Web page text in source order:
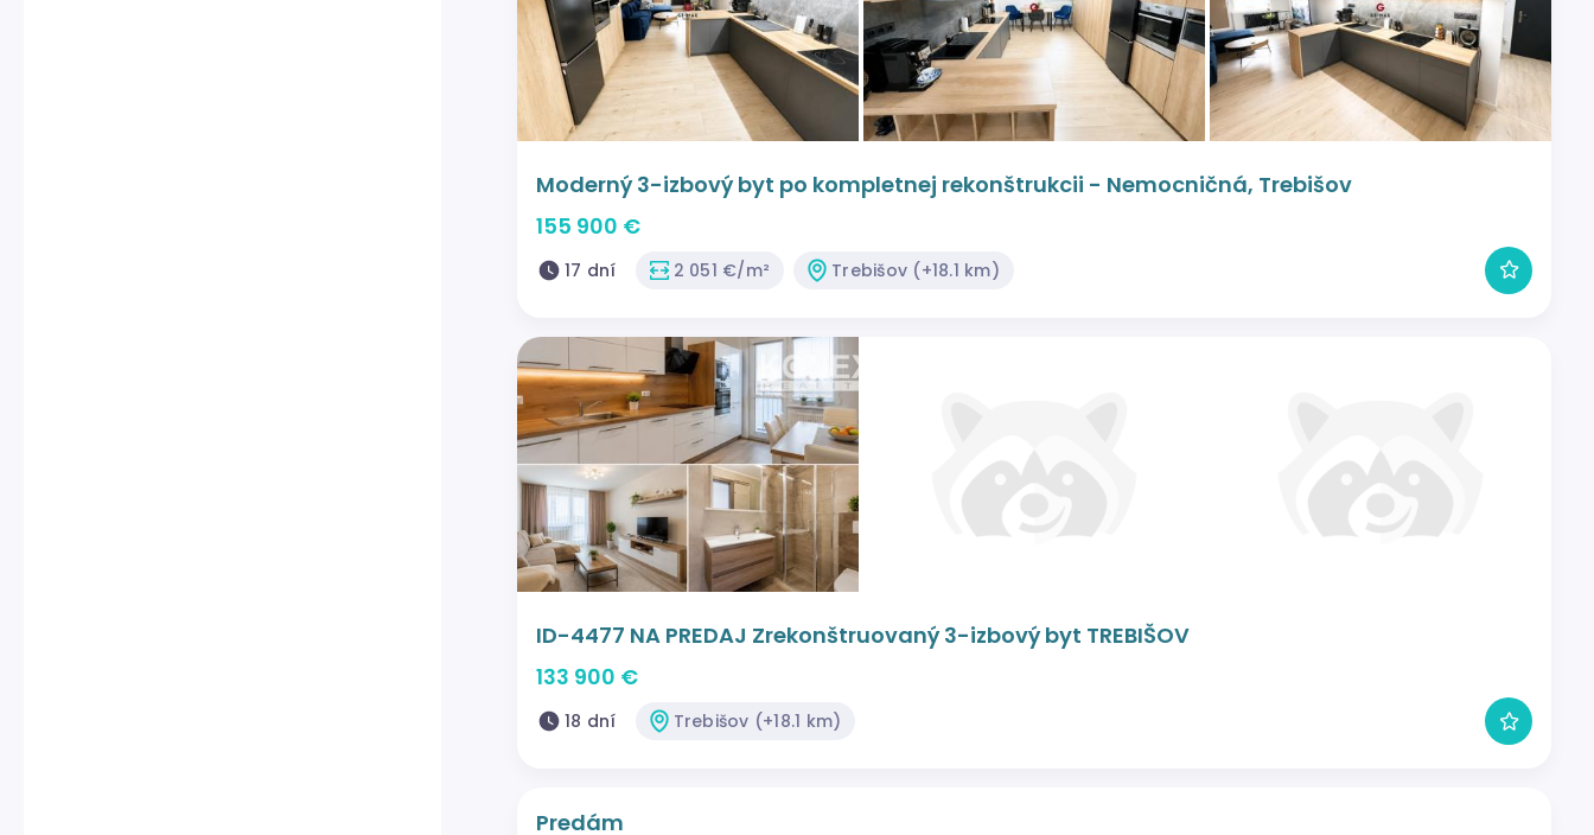
Moderný 3-izbový byt po kompletnej rekonštrukcii - Nemocničná, Trebišov
155 900 €
17 dní 2 051 €/m² Trebišov (+18.1 km)
ID-4477 NA PREDAJ Zrekonštruovaný 3-izbový byt TREBIŠOV
133 900 €
18 dní Trebišov (+18.1 km)
Predám